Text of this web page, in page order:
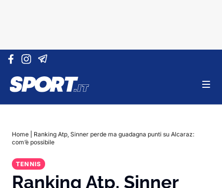
Vai al contenuto
Home
Ranking Atp, Sinner perde ma guadagna punti su Alcaraz:
com’è possibile
TENNIS
Ranking Atp, Sinner